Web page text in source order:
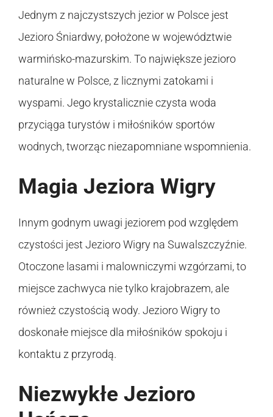
Jednym z najczystszych jezior w Polsce jest
Jezioro Śniardwy, położone w województwie
warmińsko-mazurskim. To największe jezioro
naturalne w Polsce, z licznymi zatokami i
wyspami. Jego krystalicznie czysta woda
przyciąga turystów i miłośników sportów
wodnych, tworząc niezapomniane wspomnienia.
Magia Jeziora Wigry
Innym godnym uwagi jeziorem pod względem
czystości jest Jezioro Wigry na Suwalszczyźnie.
Otoczone lasami i malowniczymi wzgórzami, to
miejsce zachwyca nie tylko krajobrazem, ale
również czystością wody. Jezioro Wigry to
doskonałe miejsce dla miłośników spokoju i
kontaktu z przyrodą.
Niezwykłe Jezioro